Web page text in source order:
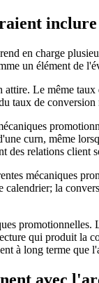
inclure
en charge
un élément de
Le même
taux de conversion
curn, même
relations
mécaniques
la
qui produit la
à long terme que
avec